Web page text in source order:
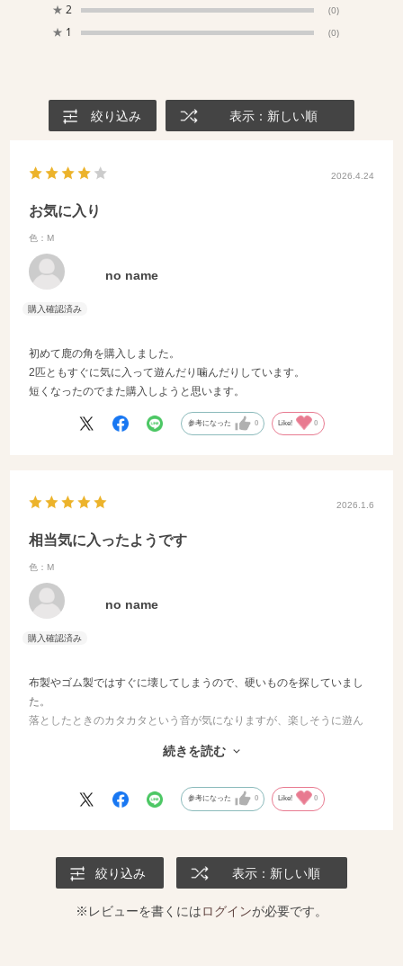
★ 2 (0)
★ 1 (0)
絞り込み 表示：新しい順
2026.4.24
お気に入り
色：M
no name
初めて鹿の角を購入しました。
2匹ともすぐに気に入って遊んだり噛んだりしています。
短くなったのでまた購入しようと思います。
参考になった 0 Like! 0
2026.1.6
相当気に入ったようです
色：M
no name
布製やゴム製ではすぐに壊してしまうので、硬いものを探していまし
た。
落としたときのカタカタという音が気になりますが、楽しそうに遊ん
続きを読む
参考になった 0 Like! 0
絞り込み 表示：新しい順
※レビューを書くにはログインが必要です。